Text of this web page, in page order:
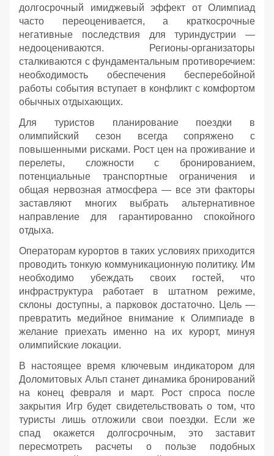
долгосрочный имиджевый эффект от Олимпиад
часто переоценивается, а краткосрочные
негативные последствия для туриндустрии —
недооцениваются. Регионы-организаторы
сталкиваются с фундаментальным противоречием:
необходимость обеспечения бесперебойной
работы события вступает в конфликт с комфортом
обычных отдыхающих.
Для туристов планирование поездки в
олимпийский сезон всегда сопряжено с
повышенными рисками. Рост цен на проживание и
перелеты, сложности с бронированием,
потенциальные транспортные ограничения и
общая нервозная атмосфера — все эти факторы
заставляют многих выбрать альтернативное
направление для гарантированно спокойного
отдыха.
Операторам курортов в таких условиях приходится
проводить тонкую коммуникационную политику. Им
необходимо убеждать своих гостей, что
инфраструктура работает в штатном режиме,
склоны доступны, а парковок достаточно. Цель —
превратить медийное внимание к Олимпиаде в
желание приехать именно на их курорт, минуя
олимпийские локации.
В настоящее время ключевым индикатором для
Доломитовых Альп станет динамика бронирований
на конец февраля и март. Рост спроса после
закрытия Игр будет свидетельствовать о том, что
туристы лишь отложили свои поездки. Если же
спад окажется долгосрочным, это заставит
пересмотреть расчеты о пользе подобных